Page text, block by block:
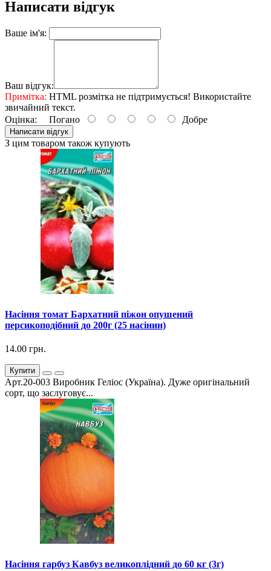
Написати відгук
Ваше ім'я:
Ваш відгук:
Примітка: HTML розмітка не підтримується! Використайте
звичайний текст.
Оцінка: Погано Добре
Написати відгук
З цим товаром також купують
Насіння томат Бархатний піжон опушений
персикоподібний до 200г (25 насінин)
14.00 грн.
Купити
Арт.20-003 Виробник Геліос (Україна). Дуже оригінальний
сорт, що заслуговує...
Насіння гарбуз Кавбуз великоплідний до 60 кг (3г)